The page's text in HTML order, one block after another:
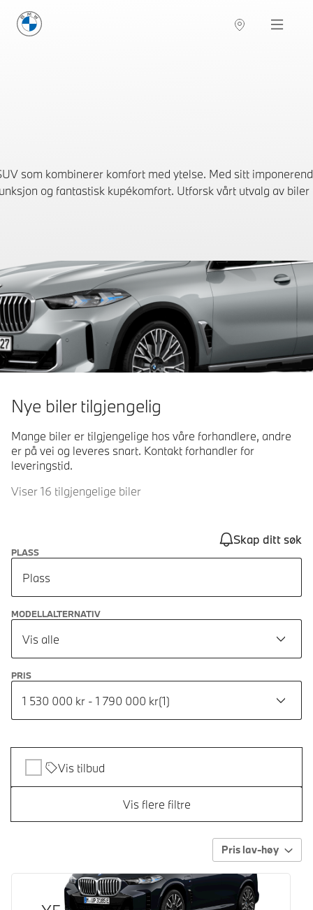
BMW Norge Navigation
som kombinerer komfort med ytelse. Med sitt
og fantastisk kupékomfort. Utforsk vårt utvalg av biler
Nye biler tilgjengelig
Mange biler er tilgjengelige hos våre forhandlere, andre
er på vei og leveres snart. Kontakt forhandler for
leveringstid.
Viser 16 tilgjengelige biler
Skap ditt søk
PLASS
Plass
MODELLALTERNATIV
Vis alle
PRIS
1 530 000 kr - 1 790 000 kr(1)
Vis tilbud
Vis flere filtre
Pris lav-høy